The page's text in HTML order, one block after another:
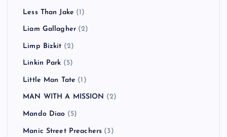
Less Than Jake (1)
Liam Gallagher (2)
Limp Bizkit (2)
Linkin Park (5)
Little Man Tate (1)
MAN WITH A MISSION (2)
Mando Diao (5)
Manic Street Preachers (3)